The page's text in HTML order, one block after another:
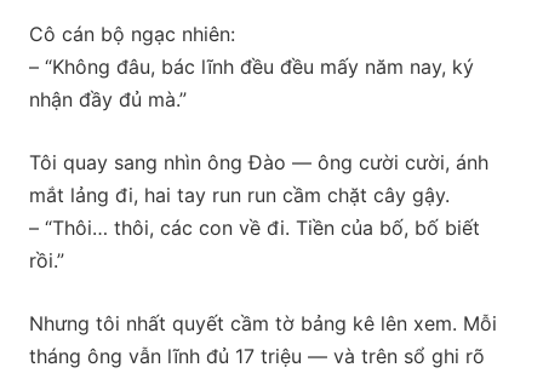
Cô cán bộ ngạc nhiên:
– “Không đâu, bác lĩnh đều đều mấy năm nay, ký
nhận đầy đủ mà.”
Tôi quay sang nhìn ông Đào — ông cười cười, ánh
mắt lảng đi, hai tay run run cầm chặt cây gậy.
– “Thôi… thôi, các con về đi. Tiền của bố, bố biết
rồi.”
Nhưng tôi nhất quyết cầm tờ bảng kê lên xem. Mỗi
tháng ông vẫn lĩnh đủ 17 triệu — và trên sổ ghi rõ